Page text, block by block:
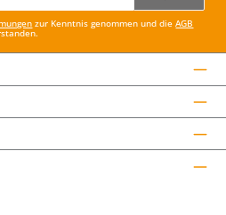
zur Kenntnis genommen und dieAGB